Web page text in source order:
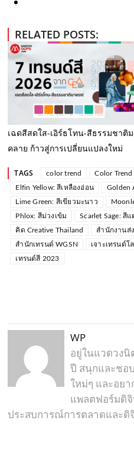
RELATED POSTS:
เฉดสีสดใส-เอิร์ธโทน-สีธรรมชาติ
คลาย ก้าวสู่การเปลี่ยนแปลงใหม่
TAGS color trend Color
Elfin Yellow: สีเหลืองอ่อน
Golden
Lime Green: สีเขียวมะนาว
Phlox: สีม่วงเข้ม
Scarlet Sage: สีแ
คิด Creative Thailand
สำนักงานส่
สำนักเทรนด์ WGSN
เจาะเทรนด์โ
เทรนด์สี 2023
WP
อยู่ในแวดวงนิ
ปี สนุกและชอ
ใหม่ๆ และอยา
แพลตฟอร์มดิ
ประสบการณ์การตลาดและดิ